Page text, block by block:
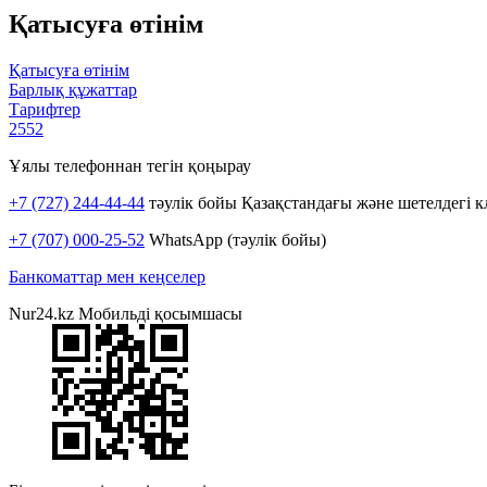
Қатысуға өтінім
Қатысуға өтінім
Барлық құжаттар
Тарифтер
2552
Ұялы телефоннан тегін қоңырау
+7 (727) 244-44-44 тәулік бойы Қазақстандағы және шетелдегі
+7 (707) 000-25-52 WhatsApp (тәулік бойы)
Банкоматтар мен кеңселер
Nur24.kz Мобильді қосымшасы